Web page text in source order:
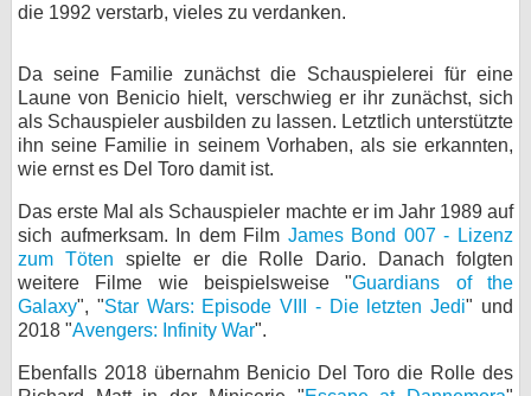
die 1992 verstarb, vieles zu verdanken.
Da seine Familie zunächst die Schauspielerei für eine
Laune von Benicio hielt, verschwieg er ihr zunächst, sich
als Schauspieler ausbilden zu lassen. Letztlich unterstützte
ihn seine Familie in seinem Vorhaben, als sie erkannten,
wie ernst es Del Toro damit ist.
Das erste Mal als Schauspieler machte er im Jahr 1989 auf
sich aufmerksam. In dem Film James Bond 007 - Lizenz
zum Töten spielte er die Rolle Dario. Danach folgten
weitere Filme wie beispielsweise "Guardians of the
Galaxy", "Star Wars: Episode VIII - Die letzten Jedi" und
2018 "Avengers: Infinity War".
Ebenfalls 2018 übernahm Benicio Del Toro die Rolle des